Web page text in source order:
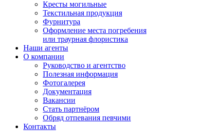
Кресты могильные
Текстильная продукция
Фурнитура
Оформление места погребения
или траурная флористика
Наши агенты
О компании
Руководство и агентство
Полезная информация
Фотогалерея
Документация
Вакансии
Стать партнёром
Обряд отпевания певчими
Контакты